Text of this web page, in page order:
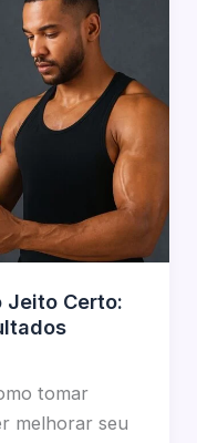
Jeito Certo:
tomar
melhorar seu